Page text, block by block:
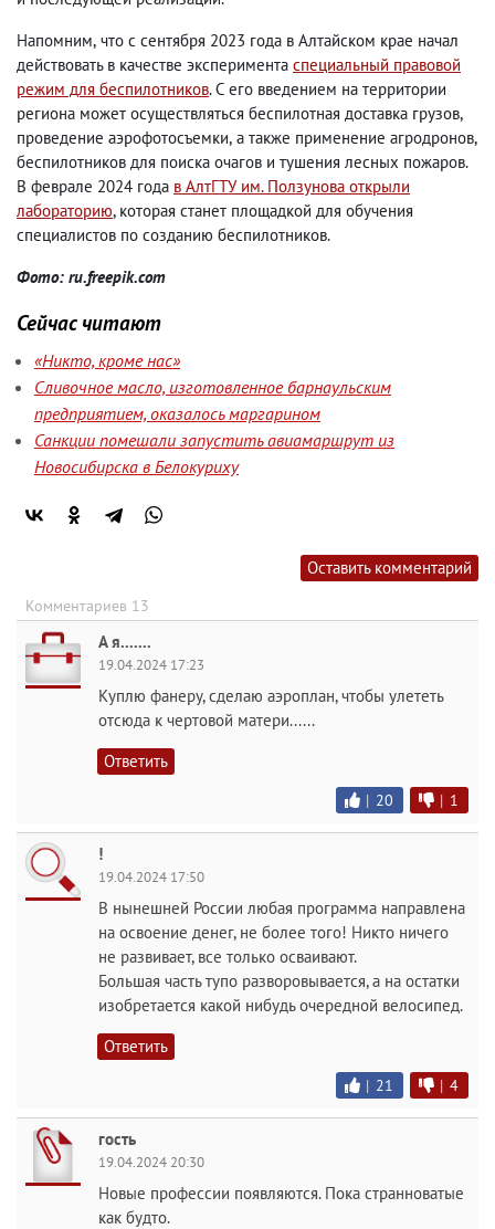
Напомним, что с сентября 2023 года в Алтайском крае начал
действовать в качестве эксперимента специальный правовой
режим для беспилотников. С его введением на территории
региона может осуществляться беспилотная доставка грузов,
проведение аэрофотосъемки, а также применение агродронов,
беспилотников для поиска очагов и тушения лесных пожаров.
В феврале 2024 года в АлтГТУ им. Ползунова открыли
лабораторию, которая станет площадкой для обучения
специалистов по созданию беспилотников.
Фото: ru.freepik.com
Сейчас читают
«Никто, кроме нас»
Сливочное масло, изготовленное барнаульским
предприятием, оказалось маргарином
Санкции помешали запустить авиамаршрут из
Новосибирска в Белокуриху
Оставить комментарий
Комментариев 13
А я.......
19.04.2024 17:23
Куплю фанеру, сделаю аэроплан, чтобы улететь
отсюда к чертовой матери......
Ответить
| 20 | 1
!
19.04.2024 17:50
В нынешней России любая программа направлена
на освоение денег, не более того! Никто ничего
не развивает, все только осваивают.
Большая часть тупо разворовывается, а на остатки
изобретается какой нибудь очередной велосипед.
Ответить
| 21 | 4
гость
19.04.2024 20:30
Новые профессии появляются. Пока странноватые
как будто.